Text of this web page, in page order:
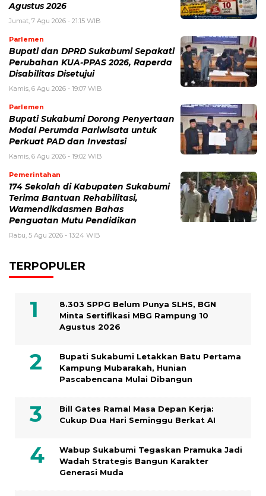
Agustus 2026
Jumat, 7 Agu 2026 - 21:15 WIB
Parlemen
Bupati dan DPRD Sukabumi Sepakati
Perubahan KUA-PPAS 2026, Raperda
Disabilitas Disetujui
Kamis, 6 Agu 2026 - 19:07 WIB
Parlemen
Bupati Sukabumi Dorong Penyertaan
Modal Perumda Pariwisata untuk
Perkuat PAD dan Investasi
Kamis, 6 Agu 2026 - 19:02 WIB
Pemerintahan
174 Sekolah di Kabupaten Sukabumi
Terima Bantuan Rehabilitasi,
Wamendikdasmen Bahas
Penguatan Mutu Pendidikan
Rabu, 5 Agu 2026 - 13:24 WIB
TERPOPULER
8.303 SPPG Belum Punya SLHS, BGN
Minta Sertifikasi MBG Rampung 10
Agustus 2026
Bupati Sukabumi Letakkan Batu Pertama
Kampung Mubarakah, Hunian
Pascabencana Mulai Dibangun
Bill Gates Ramal Masa Depan Kerja:
Cukup Dua Hari Seminggu Berkat AI
Wabup Sukabumi Tegaskan Pramuka Jadi
Wadah Strategis Bangun Karakter
Generasi Muda